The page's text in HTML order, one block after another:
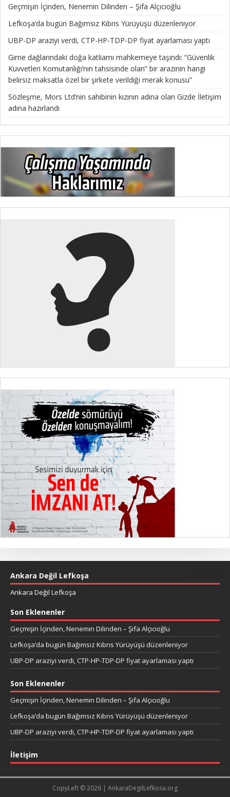
Geçmişin İçinden, Nenemin Dilinden – Şifa Alçıcıoğlu
Lefkoşa’da bugün Bağımsız Kıbrıs Yürüyüşü düzenleniyor
UBP-DP araziyi verdi, CTP-HP-TDP-DP fiyat ayarlaması yaptı
Girne dağlarındaki doğa katliamı mahkemeye taşındı: “Güvenlik
Kuvvetleri Komutanlığı’nın tahsisinde olan” bir arazinin hangi
belirsiz maksatla özel bir şirkete verildiği merak konusu”
Sözleşme, Mors Ltd’nin sahibinin kızının adına olan Gizde İletişim
adına hazırlandı
Ankara Değil Lefkoşa
Ankara Değil Lefkoşa
Son Eklenenler
Geçmişin İçinden, Nenemin Dilinden – Şifa Alçıcıoğlu
Lefkoşa’da bugün Bağımsız Kıbrıs Yürüyüşü düzenleniyor
UBP-DP araziyi verdi, CTP-HP-TDP-DP fiyat ayarlaması yaptı
Son Eklenenler
Geçmişin İçinden, Nenemin Dilinden – Şifa Alçıcıoğlu
Lefkoşa’da bugün Bağımsız Kıbrıs Yürüyüşü düzenleniyor
UBP-DP araziyi verdi, CTP-HP-TDP-DP fiyat ayarlaması yaptı
İletişim
CopyLeft © 2026 | AnkaraDegilLefkosa.org